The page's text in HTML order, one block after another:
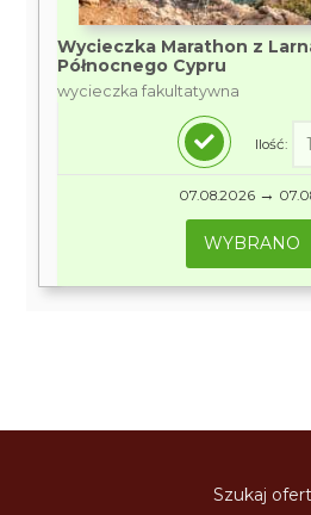
Wycieczka Marathon z
Północnego Cypru
wycieczka fakultatywna
Ilość:
07.08.2026 →
WYBRANO
Szukaj